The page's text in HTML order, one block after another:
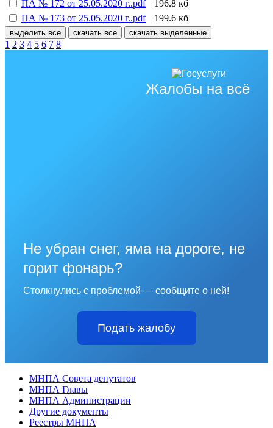
ПА № 172 от 25.05.2020 г..pdf
196.8 кб
ПА № 173 от 25.05.2020 г..pdf
199.6 кб
выделить все скачать все скачать выделенные
1 2 3 4 5 6 7 8
Жалобы на всё
Не убран снег, яма на дороге, не
горит фонарь?
Столкнулись с проблемой — сообщите о ней!
Подать жалобу
МНПА Совета депутатов
МНПА Главы
МНПА Администрации
Другие документы
Реестры МНПА